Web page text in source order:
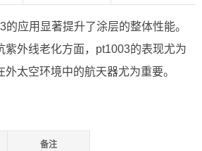
应用显著提升了涂层的整体性能。
紫外线老化方面，pt1003的表现尤为
太空环境中的航天器尤为重要。
备注